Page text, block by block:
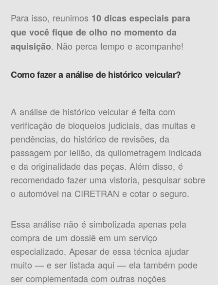
Para isso, reunimos 10 dicas especiais para
que você fique de olho no momento da
aquisição. Não perca tempo e acompanhe!
Como fazer a análise de histórico veicular?
A análise de histórico veicular é feita com
verificação de bloqueios judiciais, das multas e
pendências, do histórico de revisões, da
passagem por leilão, da quilometragem indicada
e da originalidade das peças. Além disso, é
recomendado fazer uma vistoria, pesquisar sobre
o automóvel na CIRETRAN e cotar o seguro.
Essa análise não é simbolizada apenas pela
compra de um dossiê em um serviço
especializado. Apesar de essa técnica ajudar
muito — e ser listada aqui — ela também pode
ser complementada com outras noções